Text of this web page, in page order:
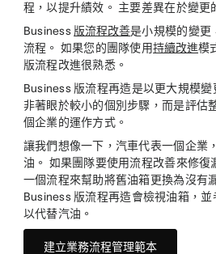
程，以提升績效。 主要差異在於變更
Business 版流程改善是小規模的變更
流程。 如果您的團隊使用持續改進模
版流程改進很熟悉。
Business 版流程再造是以更大規模變
非著眼於較小的個別步驟，而是評估
個企業的運作方式。
讓我們想像一下，汽車代表一個企業
油。 如果團隊要使用流程改善來修復
一個流程來幫助將舊油箱更換為沒有
Business 版流程再造會檢視油箱，
以代替汽油。
建立業務流程管理範本